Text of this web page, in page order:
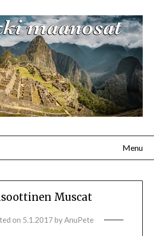
Menu
Muscat
on 5.1.2017 byAnuPete